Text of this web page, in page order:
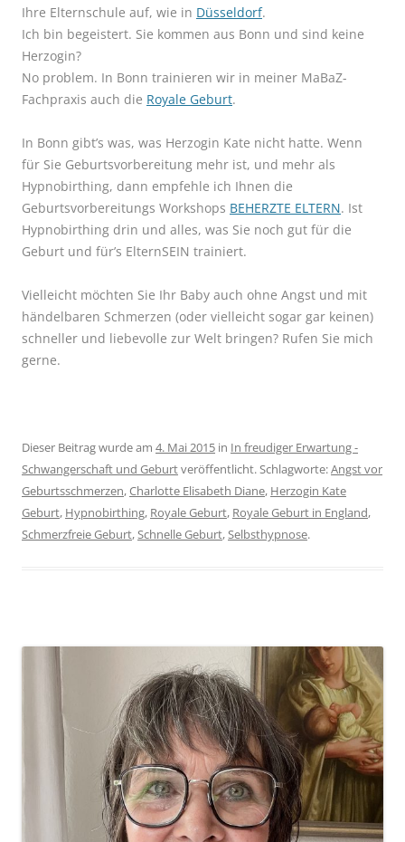
Ihre Elternschule auf, wie in Düsseldorf.
Ich bin begeistert. Sie kommen aus Bonn und sind keine
Herzogin?
No problem. In Bonn trainieren wir in meiner MaBaZ-
Fachpraxis auch die Royale Geburt.
In Bonn gibt’s was, was Herzogin Kate nicht hatte. Wenn
für Sie Geburtsvorbereitung mehr ist, und mehr als
Hypnobirthing, dann empfehle ich Ihnen die
Geburtsvorbereitungs Workshops BEHERZTE ELTERN. Ist
Hypnobirthing drin und alles, was Sie noch gut für die
Geburt und für’s ElternSEIN trainiert.
Vielleicht möchten Sie Ihr Baby auch ohne Angst und mit
händelbaren Schmerzen (oder vielleicht sogar gar keinen)
schneller und liebevolle zur Welt bringen? Rufen Sie mich
gerne.
Dieser Beitrag wurde am 4. Mai 2015 in In freudiger Erwartung -
Schwangerschaft und Geburtveröffentlicht. Schlagworte:Angst vor
Geburtsschmerzen,Charlotte Elisabeth Diane, Herzogin Kate
Geburt, Hypnobirthing, Royale Geburt, Royale Geburt in England,
Schmerzfreie Geburt,Schnelle Geburt,Selbsthypnose.